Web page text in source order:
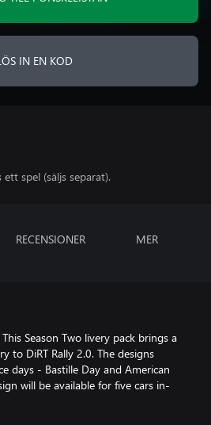
IN EN KOD
spel (säljs separat).
RECENSIONER MER
Season Two livery pack brings a
to DiRT Rally 2.0. The designs
days - Bastille Day and American
will be available for five cars in-